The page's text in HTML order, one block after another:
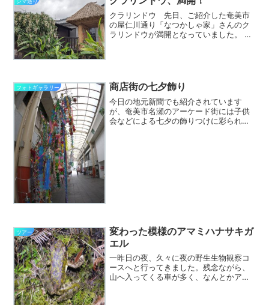
クラリンドウ 先日、ご紹介した奄美市
の屋仁川通り「なつかしゃ家」さんのク
ラリンドウが満開となっていました。
フォトギャラリー 商店街の七夕飾り
今日の地元新聞でも紹介されています
が、奄美市名瀬のアーケード街には子供
会などによる七夕の飾りつけに彩られて
ツアー
変わった模様のアマミハナサキガ
エル
一昨日の夜、久々に夜の野生生物観察コ
ースへと行ってきました。残念ながら、
山へ入ってくる車が多く、なんとかアマ